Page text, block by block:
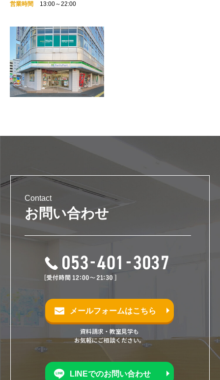
営業時間
13:00～22:00
Contact
お問い合わせ
メールフォームはこちら
資料請求・教室見学も
お気軽にご相談ください。
LINEでのお問い合わせ